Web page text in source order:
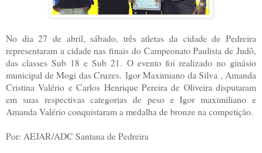
No dia 27 de abril, sábado, três atletas da cidade de Pedreira
representaram a cidade nas finais do Campeonato Paulista de Judô,
das classes Sub 18 e Sub 21. O evento foi realizado no ginásio
municipal de Mogi das Cruzes. Igor Maximiano da Silva , Amanda
Cristina Valério e Carlos Henrique Pereira de Oliveira disputaram
em suas respectivas categorias de peso e Igor maximiliano e
Amanda Valério conquistaram a medalha de bronze na competição.
Por: AEJAR/ADC Santana de Pedreira